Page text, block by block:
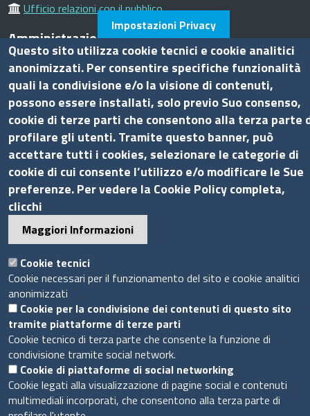
Ufficio relazioni con il pubblico
Amministrazione trasparente
Bandi di gara
Bilanci
Concorsi e selezioni
Procedimenti
Provvedimenti
Seguici su
Accesso riservato
Mappa del sito
Piè
di
pagina
Privacy e GDPR
Cookie
© 2020 Camera di Commercio di Messina
Impostazioni Privacy
Questo sito utilizza cookie tecnici e cookie analitici
anonimizzati. Per consentire specifiche funzionalità
quali la condivisione e/o la visione di contenuti,
possono essere installati, solo previo Suo consenso,
cookie di terze parti che consentono alla terza parte
profilare gli utenti. Tramite questo banner, può
accettare tutti i cookies, selezionare le categorie di
cookie di cui consente l’utilizzo e/o modificare le Sue
preferenze. Per vedere la Cookie Policy completa,
clicchi
Maggiori Informazioni
Cookie tecnici
Cookie necessari per il funzionamento del sito e cookie analitici
anonimizzati
Cookie per la condivisione dei contenuti di questo sito
tramite piattaforme di terze parti
Cookie tecnico di terza parte che consente la funzione di
condivisione tramite social network.
Cookie di piattaforme di social networking
Cookie legati alla visualizzazione di pagine social e contenuti
multimediali incorporati, che consentono alla terza parte di